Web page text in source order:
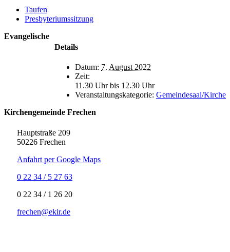
Taufen
Presbyteriumssitzung
Details
Datum: 7. August 2022
Zeit:
11.30 Uhr bis 12.30 Uhr
Veranstaltungskategorie: Gemeindesaal/Kirche
Evangelische
Kirchengemeinde Frechen
Hauptstraße 209
50226 Frechen
Anfahrt per Google Maps
0 22 34 / 5 27 63
‍0 22 34 / ‍1 26 20
frechen@ekir.de